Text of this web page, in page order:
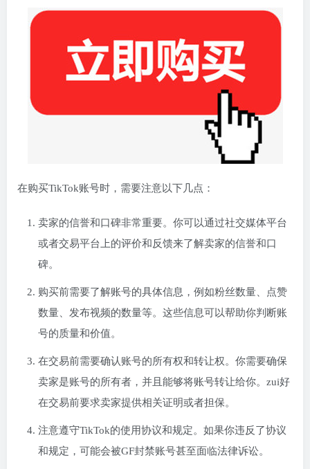
在购买TikTok账号时，需要注意以下几点：
卖家的信誉和口碑非常重要。你可以通过社交媒体平台
或者交易平台上的评价和反馈来了解卖家的信誉和口
碑。
购买前需要了解账号的具体信息，例如粉丝数量、点赞
数量、发布视频的数量等。这些信息可以帮助你判断账
号的质量和价值。
在交易前需要确认账号的所有权和转让权。你需要确保
卖家是账号的所有者，并且能够将账号转让给你。zui好
在交易前要求卖家提供相关证明或者担保。
注意遵守TikTok的使用协议和规定。如果你违反了协议
和规定，可能会被GF封禁账号甚至面临法律诉讼。